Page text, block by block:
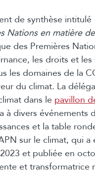
de synthèse intitulé
Nations en matière
des Premières
les droits et les
les domaines de la
du climat. La
dans le pavillon
à divers événements
et la table
sur le climat, qui
et publiée en
et transformatrice